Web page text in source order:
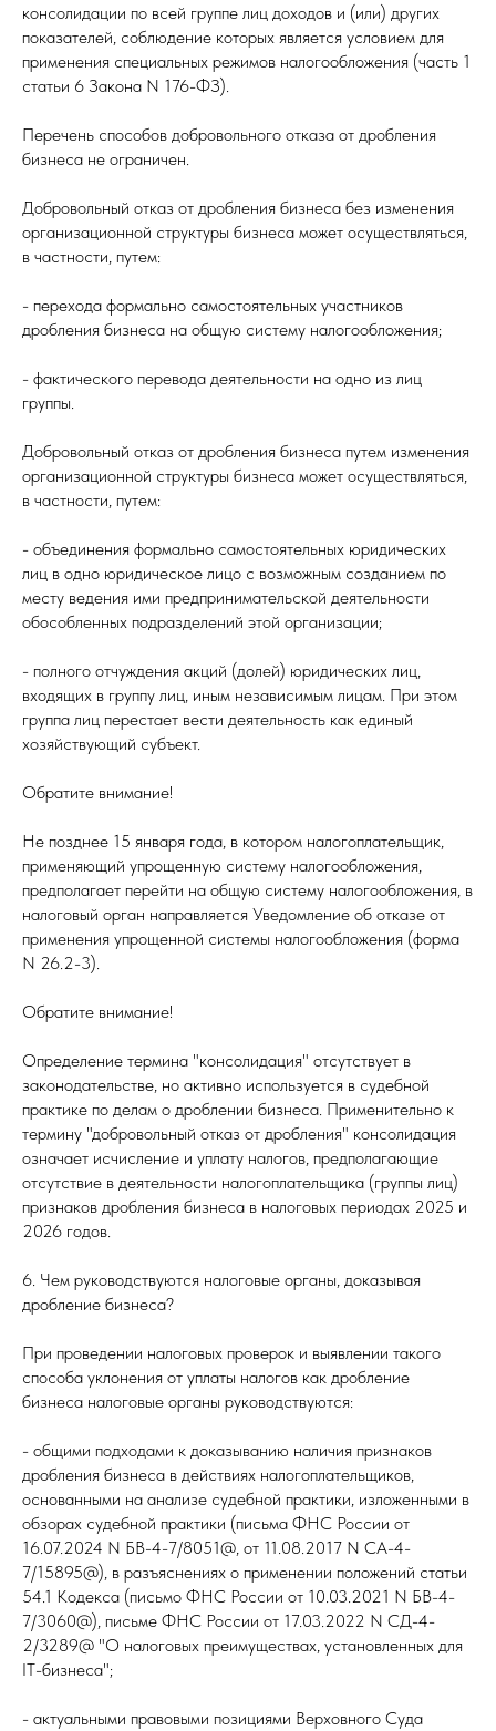
консолидации по всей группе лиц доходов и (или) других
показателей, соблюдение которых является условием для
применения специальных режимов налогообложения (часть 1
статьи 6 Закона N 176-ФЗ).
Перечень способов добровольного отказа от дробления
бизнеса не ограничен.
Добровольный отказ от дробления бизнеса без изменения
организационной структуры бизнеса может осуществляться,
в частности, путем:
- перехода формально самостоятельных участников
дробления бизнеса на общую систему налогообложения;
- фактического перевода деятельности на одно из лиц
группы.
Добровольный отказ от дробления бизнеса путем изменения
организационной структуры бизнеса может осуществляться,
в частности, путем:
- объединения формально самостоятельных юридических
лиц в одно юридическое лицо с возможным созданием по
месту ведения ими предпринимательской деятельности
обособленных подразделений этой организации;
- полного отчуждения акций (долей) юридических лиц,
входящих в группу лиц, иным независимым лицам. При этом
группа лиц перестает вести деятельность как единый
хозяйствующий субъект.
Обратите внимание!
Не позднее 15 января года, в котором налогоплательщик,
применяющий упрощенную систему налогообложения,
предполагает перейти на общую систему налогообложения, в
налоговый орган направляется Уведомление об отказе от
применения упрощенной системы налогообложения (форма
N 26.2-3).
Обратите внимание!
Определение термина "консолидация" отсутствует в
законодательстве, но активно используется в судебной
практике по делам о дроблении бизнеса. Применительно к
термину "добровольный отказ от дробления" консолидация
означает исчисление и уплату налогов, предполагающие
отсутствие в деятельности налогоплательщика (группы лиц)
признаков дробления бизнеса в налоговых периодах 2025 и
2026 годов.
6. Чем руководствуются налоговые органы, доказывая
дробление бизнеса?
При проведении налоговых проверок и выявлении такого
способа уклонения от уплаты налогов как дробление
бизнеса налоговые органы руководствуются:
- общими подходами к доказыванию наличия признаков
дробления бизнеса в действиях налогоплательщиков,
основанными на анализе судебной практики, изложенными в
обзорах судебной практики (письма ФНС России от
16.07.2024 N БВ-4-7/8051@, от 11.08.2017 N СА-4-
7/15895@), в разъяснениях о применении положений статьи
54.1 Кодекса (письмо ФНС России от 10.03.2021 N БВ-4-
7/3060@), письме ФНС России от 17.03.2022 N СД-4-
2/3289@ "О налоговых преимуществах, установленных для
IT-бизнеса";
- актуальными правовыми позициями Верховного Суда